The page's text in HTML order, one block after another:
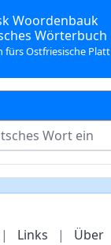
Woordenbauk
Wörterbuch
fürs Ostfriesische Platt
| Links | Über